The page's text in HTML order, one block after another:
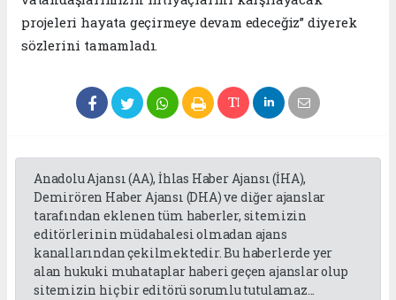
projeleri hayata geçirmeye devam edeceğiz” diyerek
sözlerini tamamladı.
Anadolu Ajansı (AA), İhlas Haber Ajansı (İHA),
Demirören Haber Ajansı (DHA) ve diğer ajanslar
tarafından eklenen tüm haberler, sitemizin
editörlerinin müdahalesi olmadan ajans
kanallarından çekilmektedir. Bu haberlerde yer
alan hukuki muhataplar haberi geçen ajanslar olup
sitemizin hiç bir editörü sorumlu tutulamaz...